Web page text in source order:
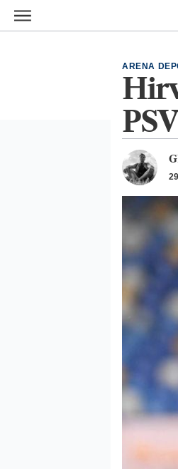
Ir al contenido principal
ARENA